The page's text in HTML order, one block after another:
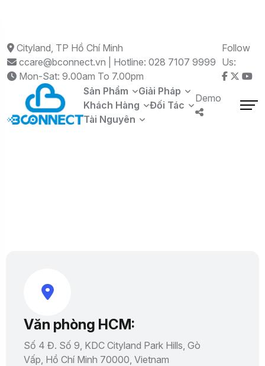
Cityland, TP Hồ Chí Minh
ccare@bconnect.vn | Hotline: 028 7107 9999
Mon-Sat: 9.00am To 7.00pm
Follow
Us:
Sản Phẩm
Giải Pháp
Khách Hàng
Đối Tác
Tài Nguyên
Demo
Văn phòng HCM:
Số 4 Đ. Số 9, KDC Cityland Park Hills, Gò
Vấp, Hồ Chí Minh 70000, Vietnam